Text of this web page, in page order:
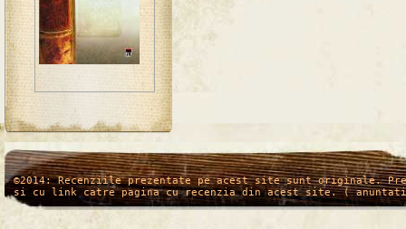
/* */
©2014: Recenziile prezentate pe acest site sunt originale.
si cu link catre pagina cu recenzia din acest site. (